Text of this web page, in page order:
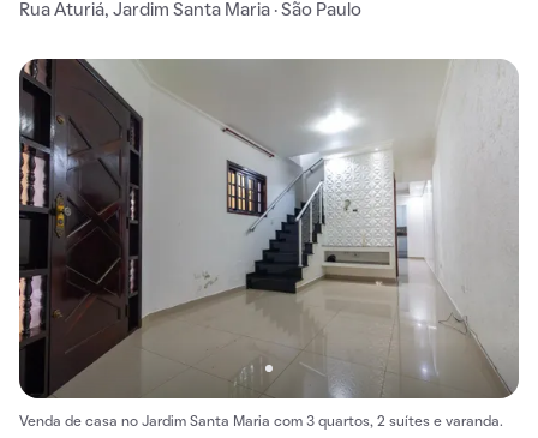
Rua Aturiá, Jardim Santa Maria · São Paulo
Venda de casa no Jardim Santa Maria com 3 quartos, 2 suítes e varanda.